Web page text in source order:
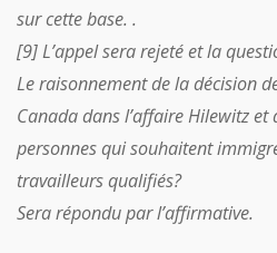
sur cette base. .
[9] L’appel sera rejeté et la
Le raisonnement de la décision
Canada dans l’affaire Hilewitz et
personnes qui souhaitent
travailleurs qualifiés?
Sera répondu par l’affirmative.